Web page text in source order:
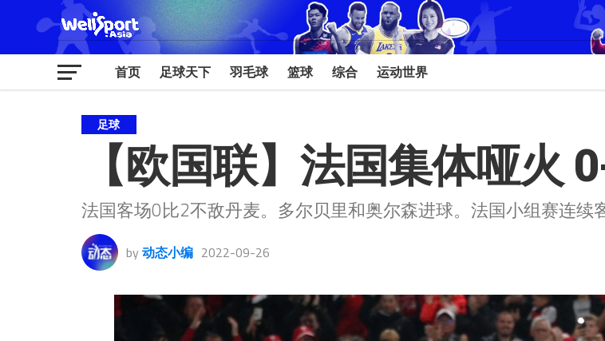
首页 足球天下 羽毛球 篮球 综合 运动世界
足球
【欧国联】法国集体哑火
法国客场0比2不敌丹麦。多尔贝里和奥尔森进球。法国小组赛连续
by 动态小编 2022-09-26